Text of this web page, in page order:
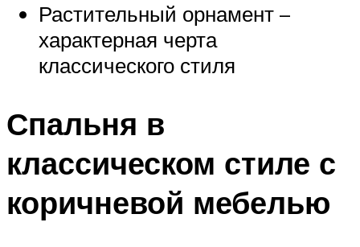
Растительный орнамент –
характерная черта
классического стиля
Спальня в
классическом стиле с
коричневой мебелью